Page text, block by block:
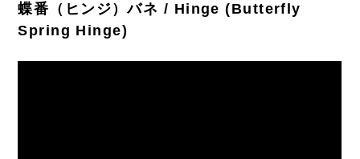
蝶番（ヒンジ）バネ / Hinge (Butterfly
Spring Hinge)